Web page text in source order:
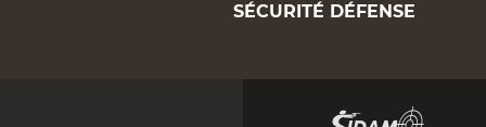
SÉCURITÉ DÉFENSE